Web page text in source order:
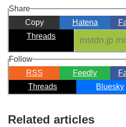
Share
Copy
Hatena
Threads
Follow
RSS
Feedly
Threads
Bluesky
Related articles